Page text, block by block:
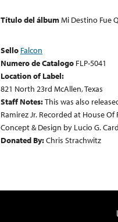
Título del álbumMi Destino Fue
Sello Falcon
Numero de Catalogo FLP-5041
Location of Label:
821 North 23rd McAllen, Texas
Staff Notes:This was also
Ramirez Jr. Recorded at House
Concept & Design by Lucio G.
Donated By:Chris Strachwitz